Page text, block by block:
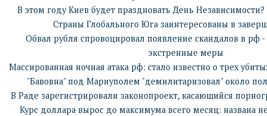
В этом году Киев будет праздновать День
Страны Глобального Юга заинтересованы в
Обвал рубля спровоцировал появление скандалов в рф
экстренные меры
Массированная ночная атака рф: стало известно о трех
"Бавовна" под Мариуполем "демилитаризовал" около
В Раде зарегистрировали законопроект, касающийся
Курс доллара вырос до максимума всего месяц: названа